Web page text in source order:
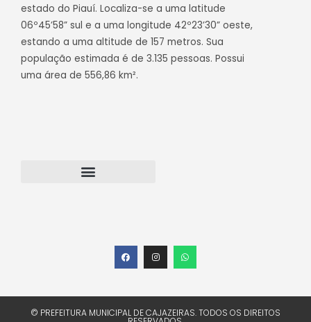
estado do Piauí. Localiza-se a uma latitude
06º45’58” sul e a uma longitude 42º23’30” oeste,
estando a uma altitude de 157 metros. Sua
população estimada é de 3.135 pessoas. Possui
uma área de 556,86 km².
© PREFEITURA MUNICIPAL DE CAJAZEIRAS. TODOS OS DIREITOS